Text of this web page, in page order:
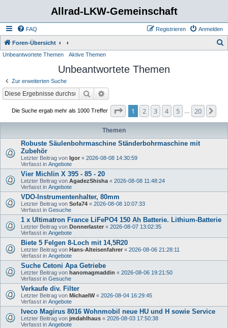
Allrad-LKW-Gemeinschaft
FAQ Anmelden
Registrieren
Foren-Übersicht
Unbeantwortete Themen Aktive Themen
Unbeantwortete Themen
Zur erweiterten Suche
Suche
Die Suche ergab mehr als 1000 Treffer Seite von
1 2 3 4 5 20
Themen
Robuste Säulenbohrmaschine Ständerbohrmaschine mit
Zubehör
Letzter Beitrag von Igor « 2026-08-08 14:30:59
Verfasst in Angebote
Vier Michlin X 395 - 85 - 20
Letzter Beitrag von AgadezShisha « 2026-08-08 11:48:24
Verfasst in Angebote
VDO-Instrumentenhalter, 80mm
Letzter Beitrag von Sofa74 « 2026-08-08 10:07:33
Verfasst in Gesuche
1 x Ultimatron France LiFePO4 150 Ah Batterie. Lithium-Batterie
Letzter Beitrag von Donnerlaster « 2026-08-07 13:02:35
Verfasst in Angebote
Biete 5 Felgen 8-Loch mit 14,5R20
Letzter Beitrag von Hans-Alteisenfahrer « 2026-08-06 21:28:11
Verfasst in Angebote
Suche Cetoni Apa Getriebe
Letzter Beitrag von hanomagmaddin « 2026-08-06 19:21:50
Verfasst in Gesuche
Verkaufe div. Filter
Letzter Beitrag von MichaelW« 2026-08-04 16:29:45
Verfasst in Angebote
Iveco Magirus 8016 Wohnmobil neue HU und H sowie Service
Letzter Beitrag von jmdahlhaus « 2026-08-03 17:50:38
Verfasst in Angebote